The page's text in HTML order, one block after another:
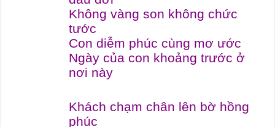
Không vàng son không chức
tước
Con diễm phúc cùng mơ ước
Ngày của con khoảng trước ở
nơi này
Khách chạm chân lên bờ hồng
phúc